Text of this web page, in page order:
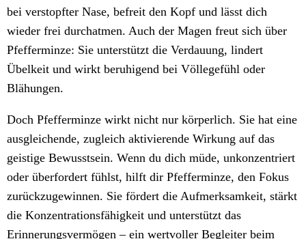
bei verstopfter Nase, befreit den Kopf und lässt dich
wieder frei durchatmen. Auch der Magen freut sich über
Pfefferminze: Sie unterstützt die Verdauung, lindert
Übelkeit und wirkt beruhigend bei Völlegefühl oder
Blähungen.
Doch Pfefferminze wirkt nicht nur körperlich. Sie hat eine
ausgleichende, zugleich aktivierende Wirkung auf das
geistige Bewusstsein. Wenn du dich müde, unkonzentriert
oder überfordert fühlst, hilft dir Pfefferminze, den Fokus
zurückzugewinnen. Sie fördert die Aufmerksamkeit, stärkt
die Konzentrationsfähigkeit und unterstützt das
Erinnerungsvermögen – ein wertvoller Begleiter beim